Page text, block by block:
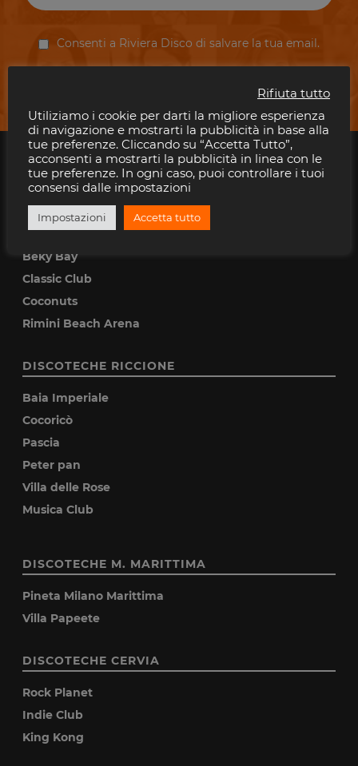
Consenti a Riviera Disco di salvare la tua email.
DISCOTECHE RIMINI
Altromondo Studios
Bradipop
Beky Bay
Classic Club
Coconuts
Rimini Beach Arena
DISCOTECHE RICCIONE
Baia Imperiale
Cocoricò
Pascia
Peter pan
Villa delle Rose
Musica Club
DISCOTECHE M. MARITTIMA
Pineta Milano Marittima
Villa Papeete
DISCOTECHE CERVIA
Rock Planet
Indie Club
King Kong
Rifiuta tutto
Utiliziamo i cookie per darti la migliore esperienza
di navigazione e mostrarti la pubblicità in base alla
tue preferenze. Cliccando su “Accetta Tutto”,
acconsenti a mostrarti la pubblicità in linea con le
tue preferenze. In ogni caso, puoi controllare i tuoi
consensi dalle impostazioni
Impostazioni Accetta tutto